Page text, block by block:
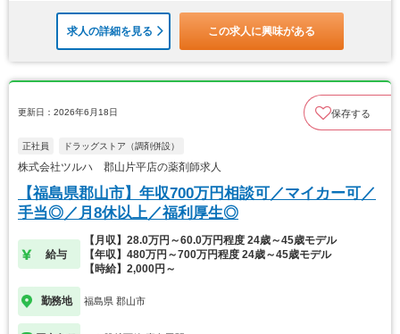
求人の詳細を見る この求人に興味がある
更新日：2026年6月18日 保存する
正社員 ドラッグストア（調剤併設）
株式会社ツルハ 郡山片平店の薬剤師求人
【福島県郡山市】年収700万円相談可／マイカー可／
手当◎／月8休以上／福利厚生◎
給与
【月収】28.0万円～60.0万円程度 24歳～45歳モデル
【年収】480万円～700万円程度 24歳～45歳モデル
【時給】2,000円～
勤務地 福島県 郡山市